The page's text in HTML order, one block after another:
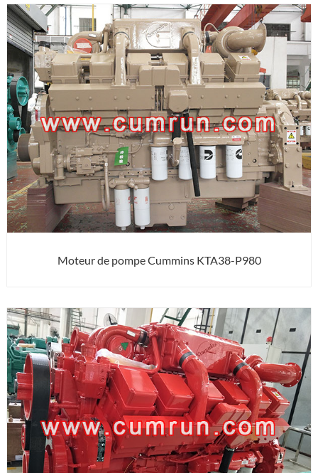
Moteur de pompe Cummins KTA38-P980